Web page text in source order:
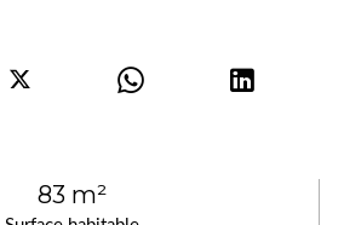
83 m²